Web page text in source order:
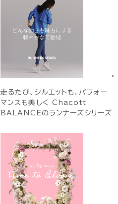
走るたび、シルエットも、パフォー
マンスも美しく Chacott
BALANCEのランナーズシリーズ